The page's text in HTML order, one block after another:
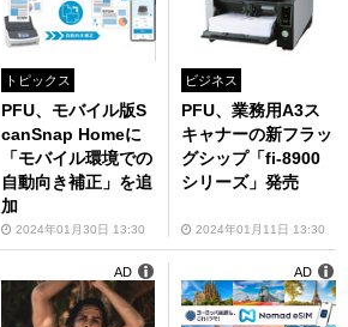
トピックス
PFU、モバイル版S
canSnap Homeに
「モバイル環境での
自動向き補正」を追
加
2024年01月30日 13:30
ビジネス
PFU、業務用A3ス
キャナーの新フラッ
グシップ「fi-8900
シリーズ」発売
2024年01月11日 13:30
AD AD